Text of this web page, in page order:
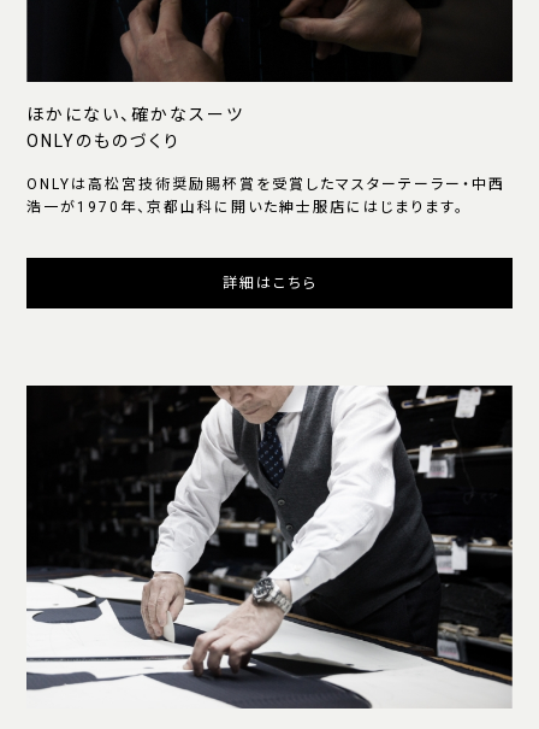
ほかにない、確かなスーツ
ONLYのものづくり
ONLYは高松宮技術奨励賜杯賞を受賞したマスターテーラー・中西
浩一が1970年、京都山科に開いた紳士服店にはじまります。
詳細はこちら